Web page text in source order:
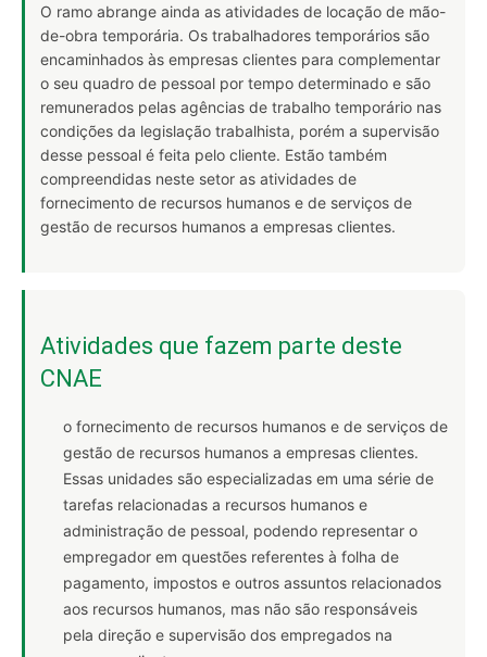
O ramo abrange ainda as atividades de locação de mão-
de-obra temporária. Os trabalhadores temporários são
encaminhados às empresas clientes para complementar
o seu quadro de pessoal por tempo determinado e são
remunerados pelas agências de trabalho temporário nas
condições da legislação trabalhista, porém a supervisão
desse pessoal é feita pelo cliente. Estão também
compreendidas neste setor as atividades de
fornecimento de recursos humanos e de serviços de
gestão de recursos humanos a empresas clientes.
Atividades que fazem parte deste
CNAE
o fornecimento de recursos humanos e de serviços de
gestão de recursos humanos a empresas clientes.
Essas unidades são especializadas em uma série de
tarefas relacionadas a recursos humanos e
administração de pessoal, podendo representar o
empregador em questões referentes à folha de
pagamento, impostos e outros assuntos relacionados
aos recursos humanos, mas não são responsáveis
pela direção e supervisão dos empregados na